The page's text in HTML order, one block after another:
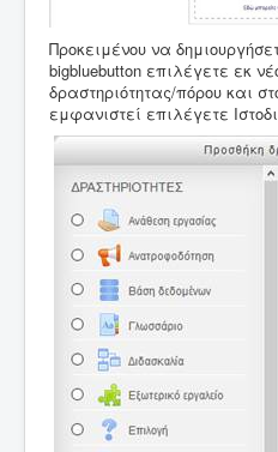
Προκειμένου να
bigbluebutton επιλέγετε εκ
δραστηριότητας/πόρου και
εμφανιστεί επιλέγετε